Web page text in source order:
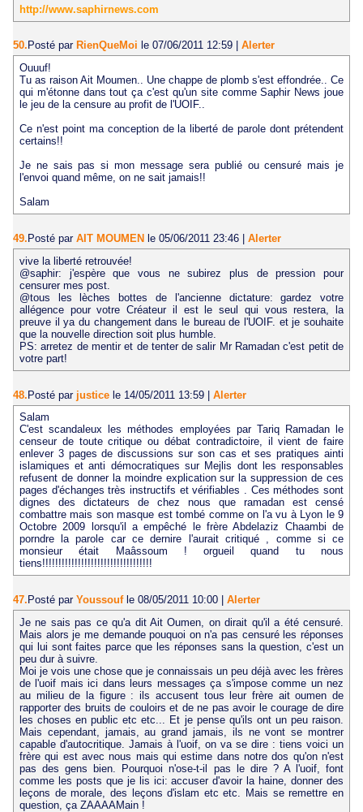
http://www.saphirnews.com
50. Posté par RienQueMoi le 07/06/2011 12:59
Alerter
Ouuuf!
Tu as raison Ait Moumen.. Une chappe de plomb s'est effondrée.. Ce
qui m'étonne dans tout ça c'est qu'un site comme Saphir News joue
le jeu de la censure au profit de l'UOIF..
Ce n'est point ma conception de la liberté de parole dont prétendent
certains!!
Je ne sais pas si mon message sera publié ou censuré mais je
l'envoi quand même, on ne sait jamais!!
Salam
49. Posté par AIT MOUMEN le 05/06/2011 23:46
Alerter
vive la liberté retrouvée!
@saphir: j'espère que vous ne subirez plus de pression pour
censurer mes post.
@tous les lèches bottes de l'ancienne dictature: gardez votre
allégence pour votre Créateur il est le seul qui vous restera, la
preuve il ya du changement dans le bureau de l'UOIF. et je souhaite
que la nouvelle direction soit plus humble.
PS: arretez de mentir et de tenter de salir Mr Ramadan c'est petit de
votre part!
48.Posté par justice le 14/05/2011 13:59 | Alerter
Salam
C'est scandaleux les méthodes employées par Tariq Ramadan le
censeur de toute critique ou débat contradictoire, il vient de faire
enlever 3 pages de discussions sur son cas et ses pratiques ainti
islamiques et anti démocratiques sur Mejlis dont les responsables
refusent de donner la moindre explication sur la suppression de ces
pages d'échanges très instructifs et vérifiables . Ces méthodes sont
dignes des dictateurs de chez nous que ramadan est censé
combattre mais son masque est tombé comme on l'a vu à Lyon le 9
Octobre 2009 lorsqu'il a empêché le frère Abdelaziz Chaambi de
porndre la parole car ce dernire l'aurait critiqué , comme si ce
monsieur était Maâssoum ! orgueil quand tu nous
tiens!!!!!!!!!!!!!!!!!!!!!!!!!!!!!!!!!!
47. Posté par Youssouf le 08/05/2011 10:00
Alerter
Je ne sais pas ce qu'a dit Ait Oumen, on dirait qu'il a été censuré.
Mais alors je me demande pouquoi on n'a pas censuré les réponses
qui lui sont faites parce que les réponses sans la question, c'est un
peu dur à suivre.
Moi je vois une chose que je connaissais un peu déjà avec les frères
de l'uoif mais ici dans leurs messages ça s'impose comme un nez
au milieu de la figure : ils accusent tous leur frère ait oumen de
rapporter des bruits de couloirs et de ne pas avoir le courage de dire
les choses en public etc etc... Et je pense qu'ils ont un peu raison.
Mais cependant, jamais, au grand jamais, ils ne vont se montrer
capable d'autocritique. Jamais à l'uoif, on va se dire : tiens voici un
frère qui est avec nous mais qui estime dans notre dos qu'on n'est
pas des gens bien. Pourquoi n'ose-t-il pas le dire ? A l'uoif, font
comme les posts que je lis ici: accuser d'avoir la haine, donner des
leçons de morale, des leçons d'islam etc etc. Mais se remettre en
question, ça ZAAAAMain !